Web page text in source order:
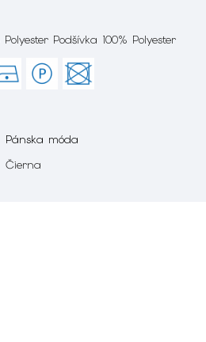
Podšívka 100% Polyester
Pánska móda
Čierna